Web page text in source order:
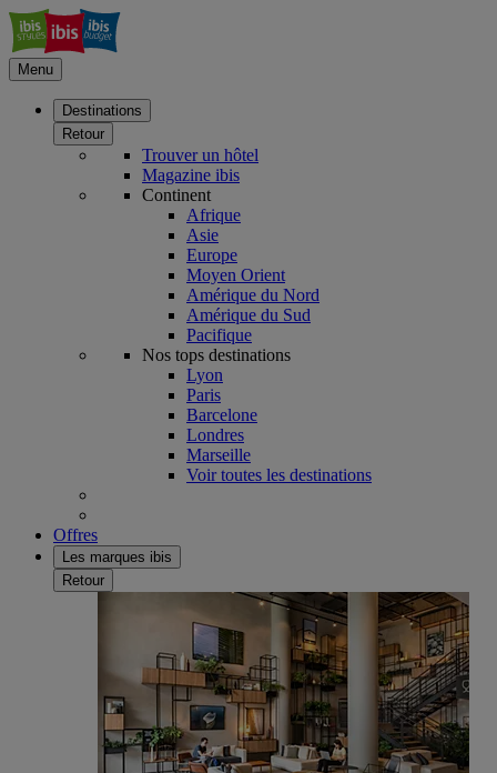
Menu
Destinations
Retour
Trouver un hôtel
Magazine ibis
Continent
Afrique
Asie
Europe
Moyen Orient
Amérique du Nord
Amérique du Sud
Pacifique
Nos tops destinations
Lyon
Paris
Barcelone
Londres
Marseille
Voir toutes les destinations
Offres
Les marques ibis
Retour